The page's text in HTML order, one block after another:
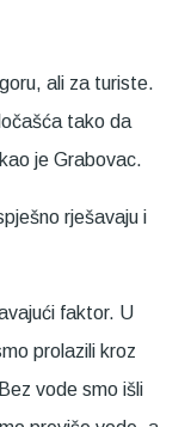
ali za turiste.
tako da
je Grabovac.
rješavaju i
faktor. U
prolazili kroz
vode smo išli